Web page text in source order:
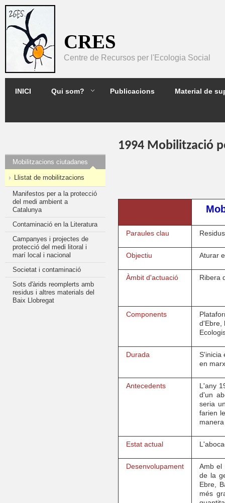
Pasar al contenido principal
CRES
Centre de Recursos per l'Ecologia Social
INICI Qui som? Publicacions Material de
1994 Mobilització
Paraules clau Residus
Objectiu Aturar
Àmbit d'actuació Ribera
Components
d'Ebre
Durada S'inicia
en
Antecedents L'any
d'un
seria
farien
manera
Estat actual
Desenvolupament
Amb
de la
Ebre,
més
Mobilitzacions ciutadanes
Llistat de mobilitzacions
Manifestos per a la protecció
del medi ambient a
Catalunya
Contaminació en la Literatura
Campanyes i projectes de
protecció del medi litoral i
marí local i nacional
Societat i contaminació
Sots d'àrids reomplerts amb
residus i altres materials del
Baix Llobregat